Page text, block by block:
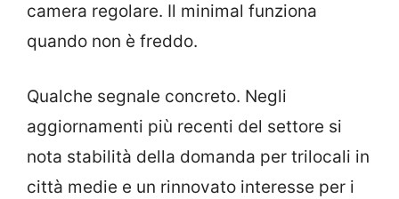
camera regolare. Il minimal funziona
quando non è freddo.
Qualche segnale concreto. Negli
aggiornamenti più recenti del settore si
nota stabilità della domanda per trilocali in
città medie e un rinnovato interesse per i